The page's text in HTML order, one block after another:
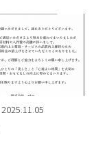
2025.11.05